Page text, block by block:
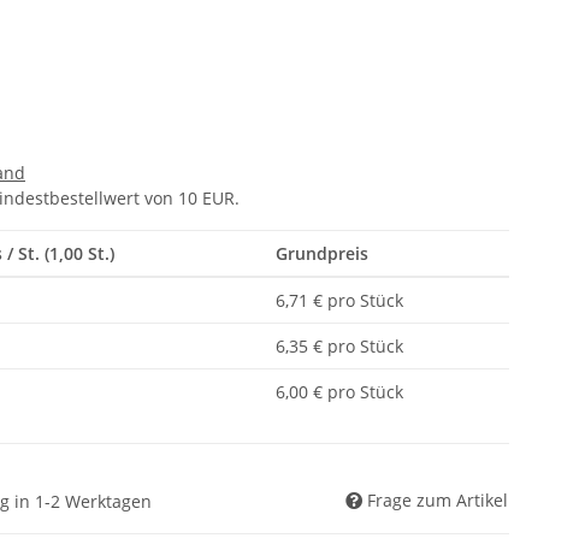
von 10 EUR.
St. (1,00 St.) Grundpreis
6,71 € pro Stück
6,35 € pro Stück
6,00 € pro Stück
in 1-2 Werktagen
Frage zum Artikel